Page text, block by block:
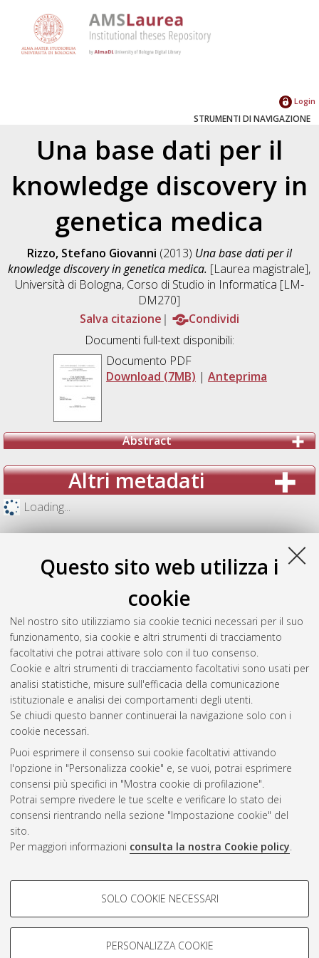
Questo sito web utilizza i
cookie
Nel nostro sito utilizziamo sia cookie tecnici necessari per il suo
funzionamento, sia cookie e altri strumenti di tracciamento
facoltativi che potrai attivare solo con il tuo consenso.
Cookie e altri strumenti di tracciamento facoltativi sono usati per
analisi statistiche, misure sull'efficacia della comunicazione
istituzionale e analisi dei comportamenti degli utenti.
Se chiudi questo banner continuerai la navigazione solo con i
cookie necessari.
Puoi esprimere il consenso sui cookie facoltativi attivando
l'opzione in "Personalizza cookie" e, se vuoi, potrai esprimere
consensi più specifici in "Mostra cookie di profilazione".
Potrai sempre rivedere le tue scelte e verificare lo stato dei
consensi rientrando nella sezione "Impostazione cookie" del
sito.
Per maggiori informazioni consulta la nostra Cookie policy.
COOKIE DI PROFILAZIONE -
Si tratta di cookie utilizzati per analizzare le caratteristiche della
navigazione degli utenti, creare profili in base al loro comportamento
SOLO COOKIE NECESSARI
PERSONALIZZA COOKIE
Login
STRUMENTI DI NAVIGAZIONE
Una base dati per il
knowledge discovery in
genetica medica
Rizzo, Stefano Giovanni (2013) Una base dati per il
knowledge discovery in genetica medica. [Laurea magistrale],
Università di Bologna, Corso di Studio in Informatica [LM-
DM270]
Salva citazione
Condividi
Documenti full-text disponibili:
Documento PDF
Download (7MB) | Anteprima
Abstract
Altri metadati
Loading...
Gestione del documento:
Atom
Rss 1.0
Rss 2.0
AMS Laurea
Impostazioni Cookie
Informativa sulla privacy
Condizioni d’uso del sito